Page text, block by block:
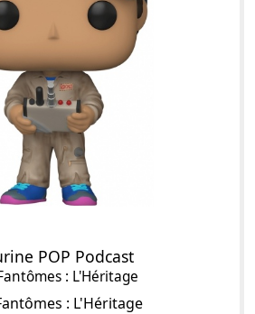
POP Podcast
: L'Héritage
: L'Héritage